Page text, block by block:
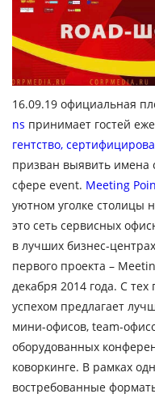
16.09.19 официальная
ns принимает гостей
гентство,
призван выявить имена
сфере event. Meeting
уютном уголке столицы
это сеть сервисных
в лучших бизнес-
первого проекта –
декабря 2014 года. С
успехом предлагает
мини-офисов, team-
оборудованных
коворкинге. В рамках
востребованные